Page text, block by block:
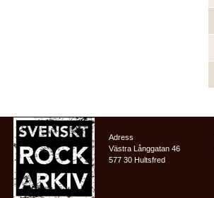
Adress
Västra Långgatan 46
577 30 Hultsfred